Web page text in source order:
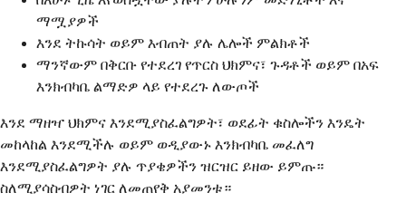
ማሟያዎች
እንደ ትኩሳት ወይም እብጠት ያሉ ሌሎች ምልክቶች
ማንኛውም በቅርቡ የተደረገ የጥርስ ህክምና፣ ጉዳቶች ወይም በአፍ
እንክብካቤ ልማድዎ ላይ የተደረጉ ለውጦች
እንደ ማዘዣ ህክምና እንደሚያስፈልግዎት፣ ወደፊት ቁስሎችን እንዴት
መከላከል እንደሚችሉ ወይም ወዲያውኑ እንክብካቤ መፈለግ
እንደሚያስፈልግዎት ያሉ ጥያቄዎችን ዝርዝር ይዘው ይምጡ።
ስለሚያሳስብዎት ነገር ለመጠየቅ አያመንቱ።